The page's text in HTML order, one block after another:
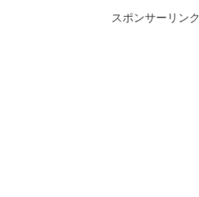
スポンサーリンク